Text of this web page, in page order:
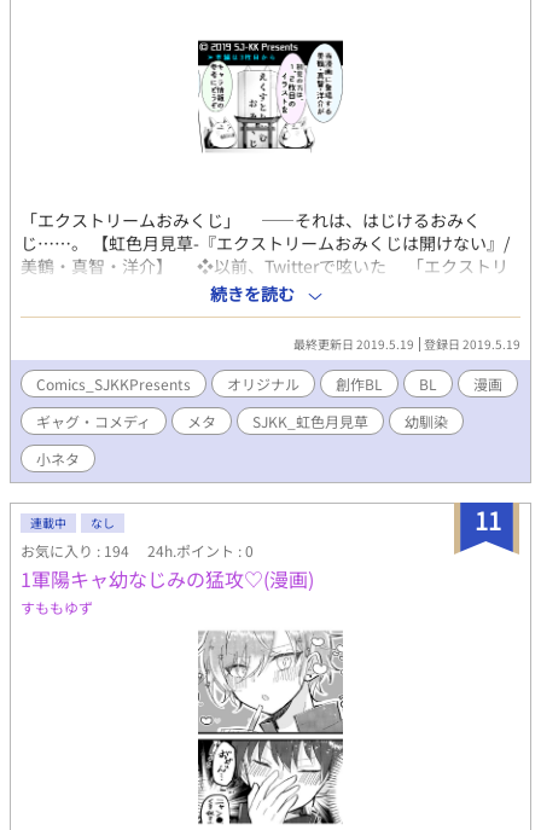
「エクストリームおみくじ」 ――それは、はじけるおみく
じ……。 【虹色月見草-『エクストリームおみくじは開けない』/
美鶴・真智・洋介】 ❖以前、Twitterで呟いた 「エクストリ
ームおみくじ」なるものを漫画で表現したくなり 思い付きと勢
いだけで描きました。 エクストリーム謎漫画です。 （αさ
ん初漫画が謎漫画ですいません…… 万が一楽しんで頂けました
ら幸いです。 ＋＋＋補足情報＋＋＋ ●『虹色月見草』シリーズと
は…？ → "自由"を愛して止まない 幼馴染トリオの「美鶴・
真智・洋介」と、 彼らを中心に様々な人々が紡ぐ様々な物
語。 その色とりどりな物語を総括するシリーズが 『虹
色月見草-にじいろツキミソウ-』です。 ＋＋＋投稿作品に
ついての注意事項(定型掲載文)＋＋＋ ※当方が創作するすべての
ションです。 例え作中に実在の人物・団体・事件・地名等と重
なるものがあっても、 それらとは一切の関係はありません。
また、作中における全ての表現は 犯罪行為及び刑罰法令に抵触
するすべての行為へ誘引・助長・ほう助する為のものではありま
せん。 ※当方が投稿する全ての創作物（イラスト・文章など）の
無断記載・転載・転用・複製(模写トレス含)・保存(スクショ
含)・二次配布 自作発現・商品化・創作作品の二次創作・二次利
用(アイコン・ヘッダー・壁紙利用など) は、いかなる場合も一
切禁止です。 ※オリジナルキャラのファンアートなども、様々な
事情から"描く前"に必ずご連絡を頂けますようお願いしておりま
す。 申し訳ございませんが、許可なく描かれる事はご遠慮くだ
さい。ご協力をお願いいたします。 ※No reproduction or
republication without written permission. ※Gebrauchen die
Bilder ohne Genehmigung verboten.
続きを読む
最終更新日 2019.5.19 登録日 2019.5.19
Comics_SJKKPresents オリジナル 創作BL BL
漫画
ギャグ・コメディ
メタ SJKK_虹色月見草
幼馴染
小ネタ
11
連載中 なし
お気に入り : 194 24h.ポイント : 0
1軍陽キャ幼なじみの猛攻♡(漫画)
すももゆず